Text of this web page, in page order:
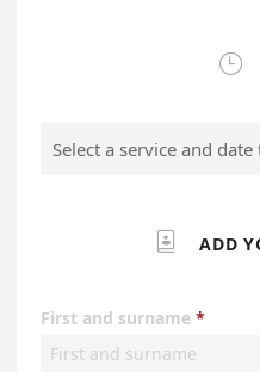

Select a service and
 ADD
First and surname